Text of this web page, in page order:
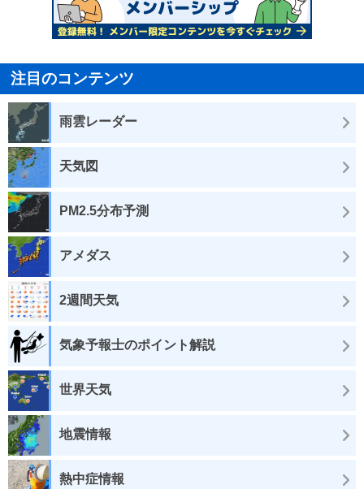
注目のコンテンツ
雨雲レーダー
天気図
PM2.5分布予測
アメダス
2週間天気
気象予報士のポイント解説
世界天気
地震情報
熱中症情報